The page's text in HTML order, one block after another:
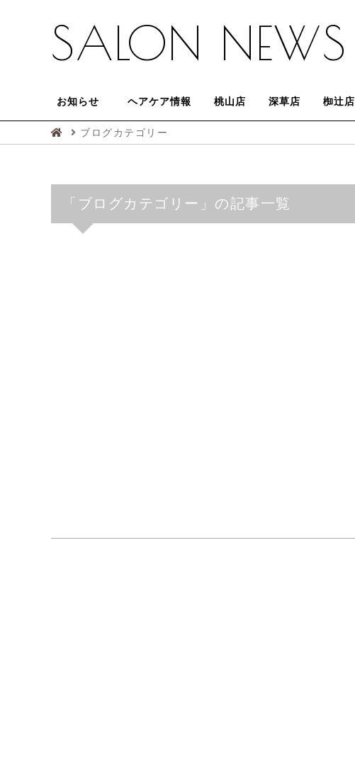
SALON NEWS
お知らせ ヘアケア情報 桃山店 深草店 椥辻店
ブログカテゴリー
「ブログカテゴリー」の記事一覧